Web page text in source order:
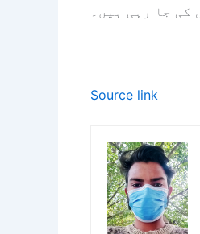
کی جا رہی ہیں۔
Source link